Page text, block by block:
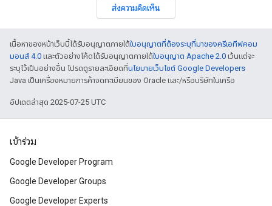
ส่งความคิดเห็น
เนื้อหาของหน้าเว็บนี้ได้รับอนุญาตภายใต้ใบอนุญาตที่ต้องระบุที่มาของครีเอทีฟคอม
มอนส์ 4.0 และตัวอย่างโค้ดได้รับอนุญาตภายใต้ใบอนุญาต Apache 2.0 เว้นแต่จะ
ระบุไว้เป็นอย่างอื่น โปรดดูรายละเอียดที่นโยบายเว็บไซต์ Google Developers
Java เป็นเครื่องหมายการค้าจดทะเบียนของ Oracle และ/หรือบริษัทในเครือ
อัปเดตล่าสุด 2025-07-25 UTC
เข้าร่วม
Google Developer Program
Google Developer Groups
Google Developer Experts